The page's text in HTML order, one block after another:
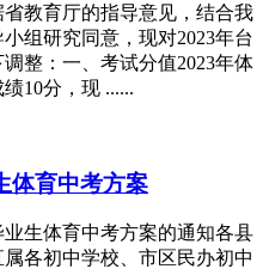
教育厅的指导意见，结合我
组研究同意，现对2023年台
整：一、考试分值2023年体
10分，现 ......
体育中考方案
生体育中考方案的通知各县
各初中学校、市区民办初中